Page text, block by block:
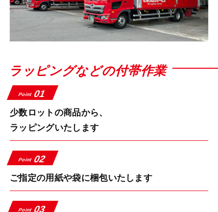
ラッピングなどの付帯作業
Point 01
少数ロットの商品から、
ラッピングいたします
Point 02
ご指定の用紙や袋に梱包いたします
Point 03